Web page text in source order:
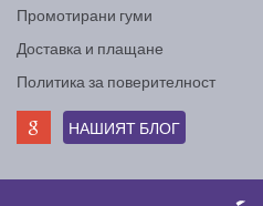
Промотирани гуми
Доставка и плащане
Политика за поверителност
НАШИЯТ БЛОГ